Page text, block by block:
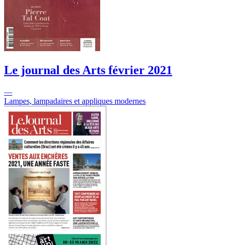
Le journal des Arts février 2021
—
Lampes, lampadaires et appliques modernes